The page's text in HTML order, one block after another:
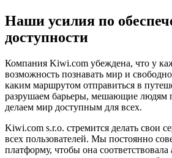
Наши усилия по
доступности
Компания Kiwi.com убеждена, что у
возможность познавать мир и
каким маршрутом отправиться в
разрушаем барьеры, мешающие людям
делаем мир доступным для всех.
Kiwi.com s.r.o. стремится делать свои
всех пользователей. Мы постоянно
платформу, чтобы она